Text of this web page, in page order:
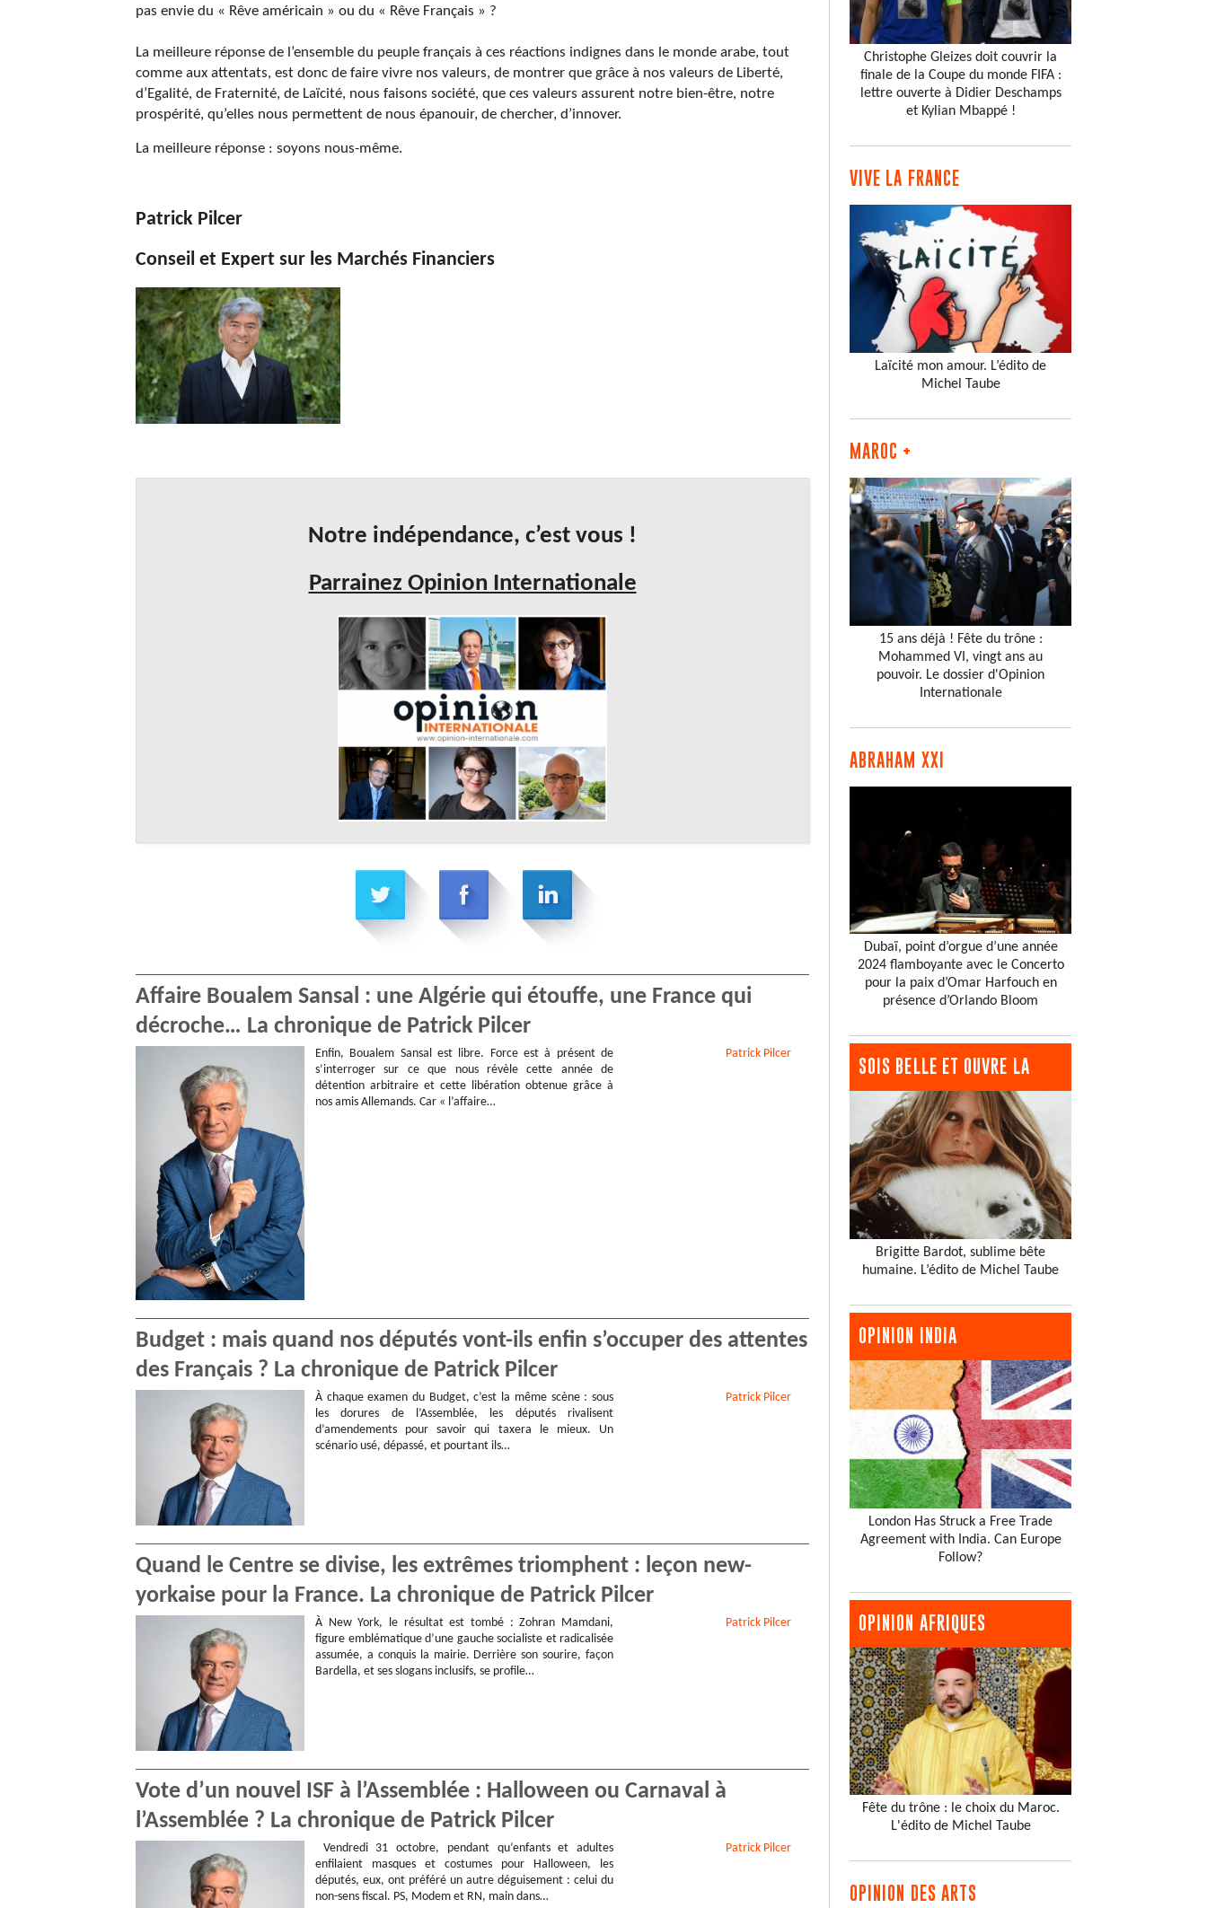
pas envie du « Rêve américain » ou du « Rêve Français » ?
La meilleure réponse de l’ensemble du peuple français à ces réactions indignes dans le monde arabe, tout
comme aux attentats, est donc de faire vivre nos valeurs, de montrer que grâce à nos valeurs de Liberté,
d’Egalité, de Fraternité, de Laïcité, nous faisons société, que ces valeurs assurent notre bien-être, notre
prospérité, qu’elles nous permettent de nous épanouir, de chercher, d’innover.
La meilleure réponse : soyons nous-même.
Patrick Pilcer
Conseil et Expert sur les Marchés Financiers
Notre indépendance, c’est vous !
Parrainez Opinion Internationale
Affaire Boualem Sansal : une Algérie qui étouffe, une France qui
décroche… La chronique de Patrick Pilcer
Enfin, Boualem Sansal est libre. Force est à présent de
s’interroger sur ce que nous révèle cette année de
détention arbitraire et cette libération obtenue grâce à
nos amis Allemands. Car « l’affaire…
Patrick Pilcer
Budget : mais quand nos députés vont-ils enfin s’occuper des attentes
des Français ? La chronique de Patrick Pilcer
À chaque examen du Budget, c’est la même scène : sous
les dorures de l’Assemblée, les députés rivalisent
d’amendements pour savoir qui taxera le mieux. Un
scénario usé, dépassé, et pourtant ils…
Patrick Pilcer
Quand le Centre se divise, les extrêmes triomphent : leçon new-
yorkaise pour la France. La chronique de Patrick Pilcer
À New York, le résultat est tombé : Zohran Mamdani,
figure emblématique d’une gauche socialiste et radicalisée
assumée, a conquis la mairie. Derrière son sourire, façon
Bardella, et ses slogans inclusifs, se profile…
Patrick Pilcer
Vote d’un nouvel ISF à l’Assemblée : Halloween ou Carnaval à
l’Assemblée ? La chronique de Patrick Pilcer
Vendredi 31 octobre, pendant qu’enfants et adultes
enfilaient masques et costumes pour Halloween, les
députés, eux, ont préféré un autre déguisement : celui du
non-sens fiscal. PS, Modem et RN, main dans…
Patrick Pilcer
Christophe Gleizes doit couvrir la
finale de la Coupe du monde FIFA :
lettre ouverte à Didier Deschamps
et Kylian Mbappé !
VIVE LA FRANCE
Laïcité mon amour. L’édito de
Michel Taube
MAROC +
15 ans déjà ! Fête du trône :
Mohammed VI, vingt ans au
pouvoir. Le dossier d'Opinion
Internationale
ABRAHAM XXI
Dubaï, point d’orgue d’une année
2024 flamboyante avec le Concerto
pour la paix d’Omar Harfouch en
présence d’Orlando Bloom
SOIS BELLE ET OUVRE LA
Brigitte Bardot, sublime bête
humaine. L’édito de Michel Taube
OPINION INDIA
London Has Struck a Free Trade
Agreement with India. Can Europe
Follow?
OPINION AFRIQUES
Fête du trône : le choix du Maroc.
L'édito de Michel Taube
OPINION DES ARTS